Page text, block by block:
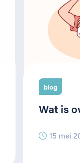
blog
Wat is
15 mei